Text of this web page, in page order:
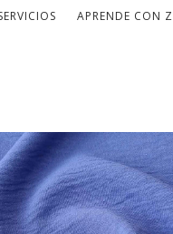
APRENDE CON